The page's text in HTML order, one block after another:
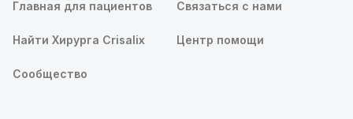
Главная для пациентов
Найти Хирурга Crisalix
Сообщество
Связаться с нами
Центр помощи